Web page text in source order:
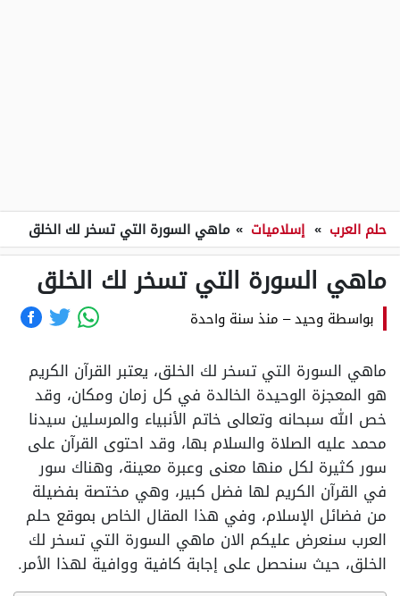
حلم العرب » إسلاميات » ماهي السورة التي تسخر لك الخلق
ماهي السورة التي تسخر لك الخلق
بواسطة وحيد– منذ سنة واحدة
ماهي السورة التي تسخر لك الخلق، يعتبر القرآن الكريم
هو المعجزة الوحيدة الخالدة في كل زمان ومكان، وقد
خص الله سبحانه وتعالى خاتم الأنبياء والمرسلين سيدنا
محمد عليه الصلاة والسلام بها، وقد احتوى القرآن على
سور كثيرة لكل منها معنى وعبرة معينة، وهناك سور
في القرآن الكريم لها فضل كبير، وهي مختصة بفضيلة
من فضائل الإسلام، وفي هذا المقال الخاص بموقع حلم
العرب سنعرض عليكم الان ماهي السورة التي تسخر لك
الخلق، حيث سنحصل على إجابة كافية ووافية لهذا الأمر.